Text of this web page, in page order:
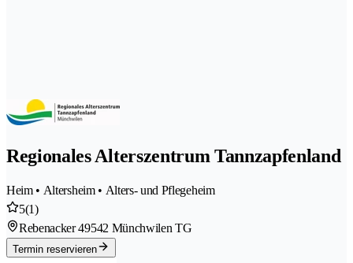
Regionales Alterszentrum Tannzapfenland
Heim • Altersheim • Alters- und Pflegeheim
5(1)
Rebenacker 49542 Münchwilen TG
Termin reservieren